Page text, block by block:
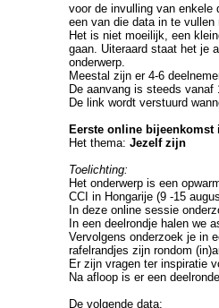
voor de invulling van enkele
een van die data in te
Het is niet moeilijk, een
gaan. Uiteraard staat het je
onderwerp.
Meestal zijn er 4-6
De aanvang is steeds
De link wordt verstuurd
Eerste online bijeenkomst
Het thema: Jezelf zijn
Toelichting:
Het onderwerp is een
CCI in Hongarije (9 -15
In deze online sessie
In een deelrondje halen we
Vervolgens onderzoek je in
rafelrandjes zijn rondom
Er zijn vragen ter inspiratie
Na afloop is er een
De volgende data: